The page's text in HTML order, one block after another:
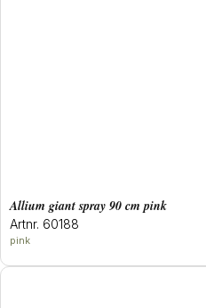
allium giant spray 90 cm pink
Artnr. 60188
pink